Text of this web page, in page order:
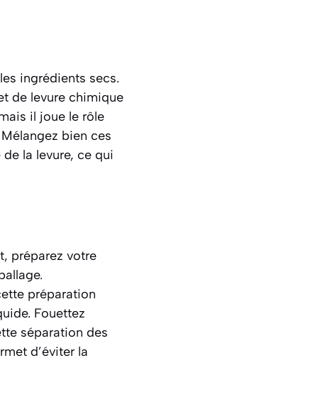
ingrédients secs.
de levure chimique
il joue le rôle
bien ces
la levure, ce qui
préparez votre
préparation
Fouettez
séparation des
d’éviter la